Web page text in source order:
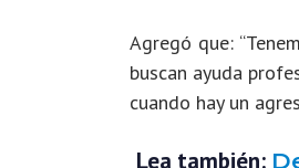
Agregó que:
buscan ayuda
cuando hay un
Lea también: